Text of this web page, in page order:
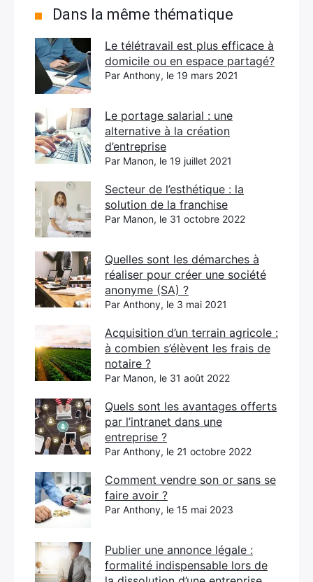
Dans la même thématique
Le télétravail est plus efficace à
domicile ou en espace partagé?
Par Anthony, le 19 mars 2021
Le portage salarial : une
alternative à la création
d’entreprise
Par Manon, le 19 juillet 2021
Secteur de l’esthétique : la
solution de la franchise
Par Manon, le 31 octobre 2022
Quelles sont les démarches à
réaliser pour créer une société
anonyme (SA) ?
Par Anthony, le 3 mai 2021
Acquisition d’un terrain agricole :
à combien s’élèvent les frais de
notaire ?
Par Manon, le 31 août 2022
Quels sont les avantages offerts
par l’intranet dans une
entreprise ?
Par Anthony, le 21 octobre 2022
Comment vendre son or sans se
faire avoir ?
Par Anthony, le 15 mai 2023
Publier une annonce légale :
formalité indispensable lors de